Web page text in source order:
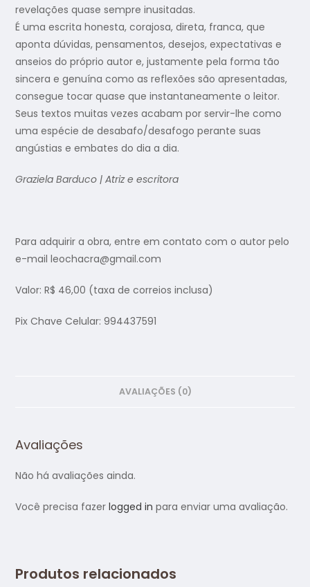
revelações quase sempre inusitadas.
É uma escrita honesta, corajosa, direta, franca, que
aponta dúvidas, pensamentos, desejos, expectativas e
anseios do próprio autor e, justamente pela forma tão
sincera e genuína como as reflexões são apresentadas,
consegue tocar quase que instantaneamente o leitor.
Seus textos muitas vezes acabam por servir-lhe como
uma espécie de desabafo/desafogo perante suas
angústias e embates do dia a dia.
Graziela Barduco | Atriz e escritora
Para adquirir a obra, entre em contato com o autor pelo
e-mail leochacra@gmail.com
Valor: R$ 46,00 (taxa de correios inclusa)
Pix Chave Celular: 994437591
AVALIAÇÕES (0)
Avaliações
Não há avaliações ainda.
Você precisa fazerlogged in para enviar uma avaliação.
Produtos relacionados